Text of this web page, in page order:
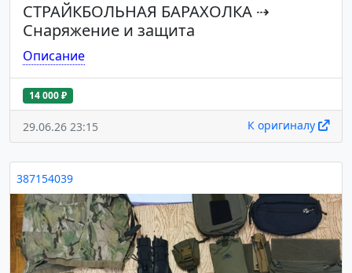
СТРАЙКБОЛЬНАЯ БАРАХОЛКА ⇢
Снаряжение и защита
Описание
14 000 ₽
29.06.26 23:15 К оригиналу
387154039